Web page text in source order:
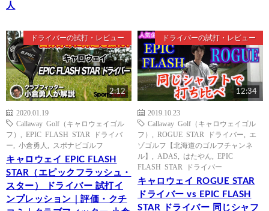
人
ドライバーの試打・レビュー
2:12
2020.01.19
Callaway Golf（キャロウェイゴル
フ）
EPIC FLASH STAR ドライバ
ー
小倉勇人 スポナビゴルフ
キャロウェイ EPIC FLASH
STAR（エピックフラッシュ・
スター） ドライバー 試打イ
ンプレッション｜評価・クチ
ドライバーの試打・レビュー
12:34
2019.10.23
Callaway Golf（キャロウェイゴル
フ）
ROGUE STAR ドライバー
エ
ゾゴルフ【北海道のゴルフチャンネ
ル】
ADAS はたやん
EPIC
FLASH STAR ドライバー
キャロウェイ ROGUE STAR
ドライバー vs EPIC FLASH
STAR ドライバー 同じシャフ